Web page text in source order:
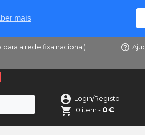
mais
para a rede fixa nacional)
Login/Registo
0 item - 0€